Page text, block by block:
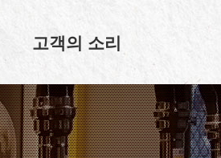
고객의 소리